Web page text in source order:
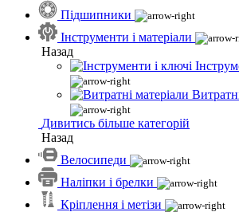
Підшипники
Інструменти і матеріали
Назад
Дивитись більше категорій
Назад
Велосипеди
Наліпки і брелки
Кріплення і метізи